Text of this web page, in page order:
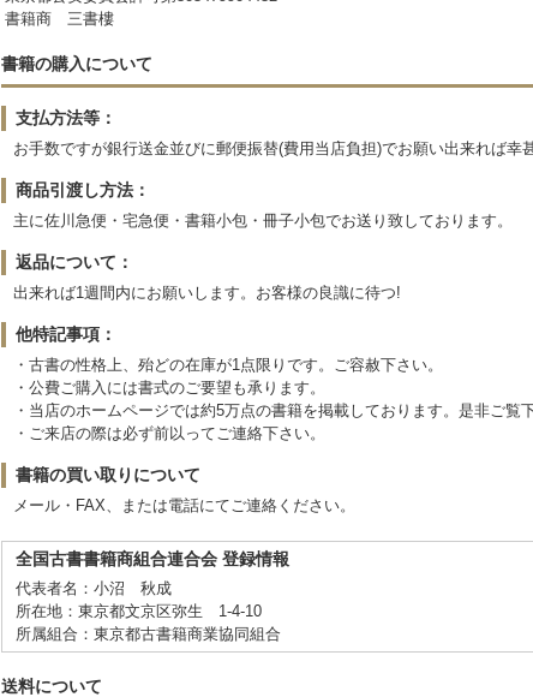
書籍商 三書樓
書籍の購入について
支払方法等：
お手数ですが銀行送金並びに郵便振替(費用当店負担)でお願い出来れば幸
商品引渡し方法：
主に佐川急便・宅急便・書籍小包・冊子小包でお送り致しております。
返品について：
出来れば1週間内にお願いします。お客様の良識に待つ!
他特記事項：
・古書の性格上、殆どの在庫が1点限りです。ご容赦下さい。
・公費ご購入には書式のご要望も承ります。
・当店のホームページでは約5万点の書籍を掲載しております。是非ご覧下
・ご来店の際は必ず前以ってご連絡下さい。
書籍の買い取りについて
メール・FAX、または電話にてご連絡ください。
全国古書書籍商組合連合会 登録情報
代表者名：小沼 秋成
所在地：東京都文京区弥生 1-4-10
所属組合：東京都古書籍商業協同組合
送料について